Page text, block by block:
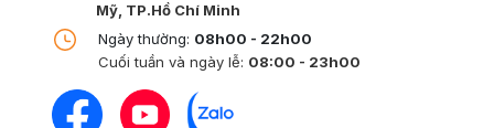
Mỹ, TP.Hồ Chí Minh
Ngày thường: 08h00 - 22h00
Cuối tuần và ngày lễ: 08:00 - 23h00